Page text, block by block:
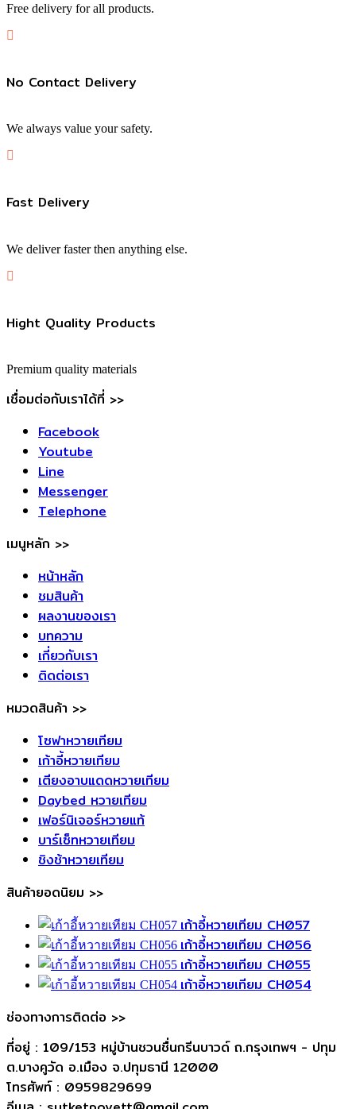
Free delivery for all products.
No Contact Delivery
We always value your safety.
Fast Delivery
We deliver faster then anything else.
Hight Quality Products
Premium quality materials
เชื่อมต่อกับเราได้ที่ >>
Facebook
Youtube
Line
Messenger
Telephone
เมนูหลัก >>
หน้าหลัก
ชมสินค้า
ผลงานของเรา
บทความ
เกี่ยวกับเรา
ติดต่อเรา
หมวดสินค้า >>
โซฟาหวายเทียม
เก้าอี้หวายเทียม
เตียงอาบแดดหวายเทียม
Daybed หวายเทียม
เฟอร์นิเจอร์หวายแท้
บาร์เซ็ทหวายเทียม
ชิงช้าหวายเทียม
สินค้ายอดนิยม >>
เก้าอี้หวายเทียม CH057
เก้าอี้หวายเทียม CH056
เก้าอี้หวายเทียม CH055
เก้าอี้หวายเทียม CH054
ช่องทางการติดต่อ >>
ที่อยู่ : 109/153 หมู่บ้านชวนชื่นกรีนบาวด์ ถ.กรุงเทพฯ - ปทุม
ต.บางคูวัด อ.เมือง จ.ปทุมธานี 12000
โทรศัพท์ : 0959829699